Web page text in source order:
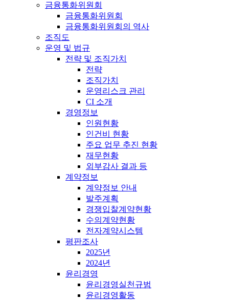
금융통화위원회
금융통화위원회
금융통화위원회의 역사
조직도
운영 및 법규
전략 및 조직가치
전략
조직가치
운영리스크 관리
CI 소개
경영정보
인원현황
인건비 현황
주요 업무 추진 현황
재무현황
외부감사 결과 등
계약정보
계약정보 안내
발주계획
경쟁입찰계약현황
수의계약현황
전자계약시스템
평판조사
2025년
2024년
윤리경영
윤리경영실천규범
윤리경영활동